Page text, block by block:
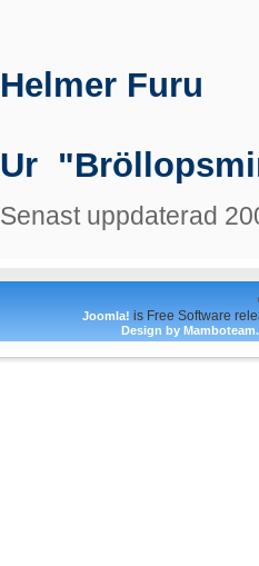
Helmer Furu
Ur
Senast uppdaterad
Joomla! is Free Software
Design by